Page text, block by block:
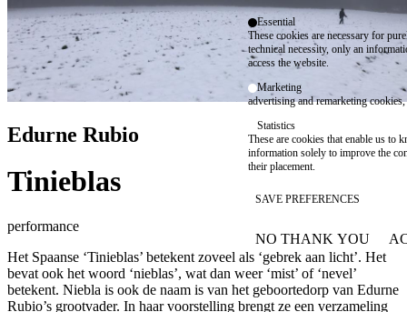
Edurne Rubio
Tinieblas
performance
Het Spaanse ‘Tinieblas’ betekent zoveel als ‘gebrek aan licht’. Het
bevat ook het woord ‘nieblas’, wat dan weer ‘mist’ of ‘nevel’
betekent. Niebla is ook de naam is van het geboortedorp van Edurne
Rubio’s grootvader. In haar voorstelling brengt ze een verzameling
Essential
These cookies are necessary for
technical necessity, only an
access the website.
Marketing
advertising and remarketing cookies,
Statistics
These are cookies that enable us to
information solely to improve the
their placement.
SAVE PREFERENCES
NO THANK YOU
WITHDRAW